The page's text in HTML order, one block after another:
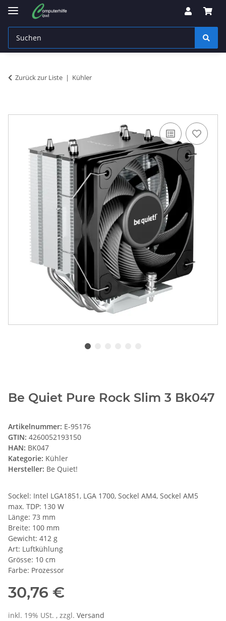
Zurück zur Liste Kühler
Be Quiet Pure Rock Slim 3 Bk047
Artikelnummer: E-95176
GTIN: 4260052193150
HAN: BK047
Kategorie: Kühler
Hersteller: Be Quiet!
Sockel: Intel LGA1851, LGA 1700, Sockel AM4, Sockel AM5
max. TDP: 130 W
Länge: 73 mm
Breite: 100 mm
Gewicht: 412 g
Art: Luftkühlung
Grösse: 10 cm
Farbe: Prozessor
30,76 €
inkl. 19% USt. , zzgl. Versand